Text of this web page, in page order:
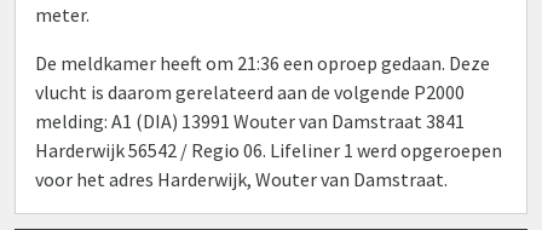
meter.
De meldkamer heeft om 21:36 een oproep gedaan. Deze
vlucht is daarom gerelateerd aan de volgende P2000
melding: A1 (DIA) 13991 Wouter van Damstraat 3841
Harderwijk 56542 / Regio 06. Lifeliner 1 werd opgeroepen
voor het adres Harderwijk, Wouter van Damstraat.